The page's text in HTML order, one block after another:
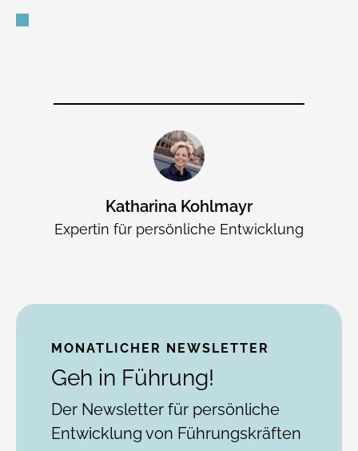
Katharina Kohlmayr
Expertin für persönliche Entwicklung
MONATLICHER NEWSLETTER
Geh in Führung!
Der Newsletter für persönliche
Entwicklung von Führungskräften